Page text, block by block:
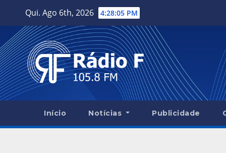
content
Qui. Ago 6th, 2026 4:28:06 PM
Início Notícias Publicidade